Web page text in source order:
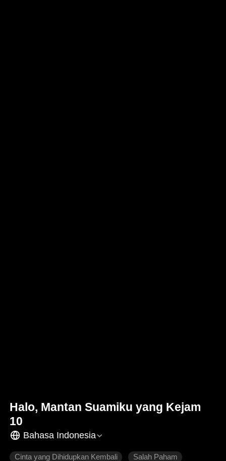
Halo, Mantan Suamiku yang Kejam
10
Bahasa Indonesia
Cinta yang Dihidupkan Kembali Salah Paham